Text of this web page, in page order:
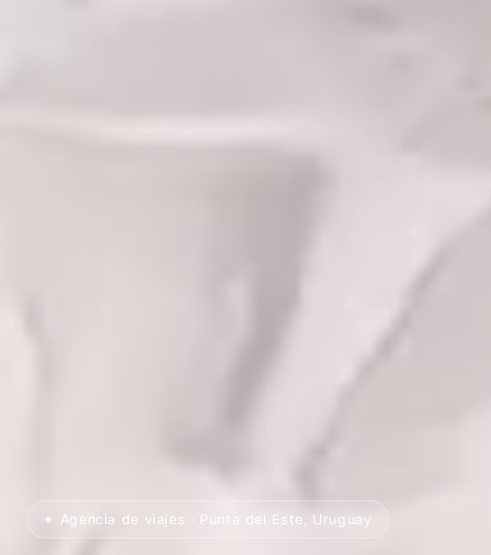
✦ Agencia de viajes · Punta del Este, Uruguay